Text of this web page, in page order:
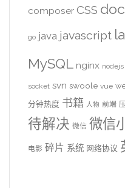
composer CSS
go java javascript
MySQL nginx nodejs
socket svn swoole vue
分钟热度 书籍 人物 前端
待解决 微信 微信
电影 碎片 系统 网络协议